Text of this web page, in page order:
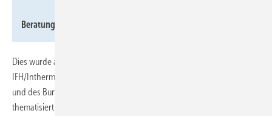
Beratungsgespräch bei Kermi.
Dies wurde auch in Fachvorträgen und Diskussionsformaten im
IFH/Intherm Forum sowie an den Ständen der Handwerksverbände
und des Bundesverbands Deutscher Heizungsindustrie (BDH)
thematisiert.